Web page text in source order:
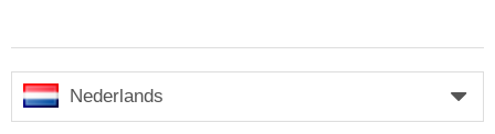
Nederlands